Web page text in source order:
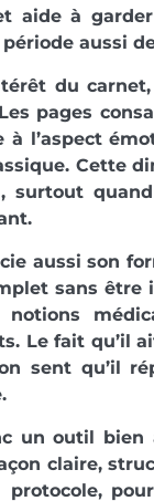
aide à
aussi
du
pages
à l’aspect
Cette
surtout
aussi son
sans être
notions
Le fait qu’il
sent qu’il
un outil
claire,
protocole,